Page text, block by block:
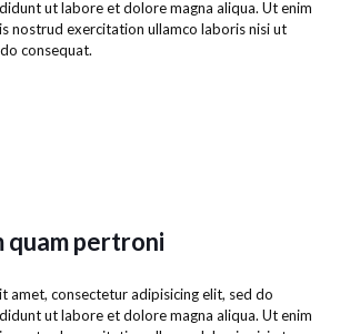
ut labore et dolore magna aliqua. Ut enim
nostrud exercitation ullamco laboris nisi ut
consequat.
quam pertroni
amet, consectetur adipisicing elit, sed do
ut labore et dolore magna aliqua. Ut enim